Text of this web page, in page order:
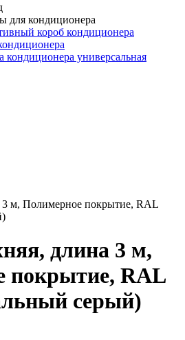
для кондиционера
короб кондиционера
кондиционера универсальная
3 м, Полимерное покрытие, RAL
длина 3 м,
покрытие, RAL
серый)